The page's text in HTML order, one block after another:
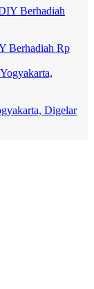
Berhadiah Rp
Digelar